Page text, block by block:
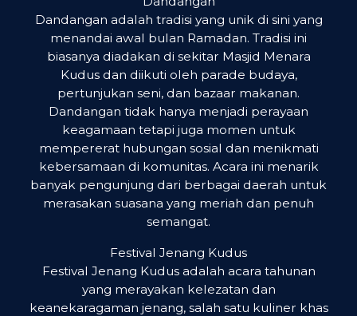
Dandangan adalah tradisi yang unik di sini yang
menandai awal bulan Ramadan. Tradisi ini
biasanya diadakan di sekitar Masjid Menara
Kudus dan diikuti oleh parade budaya,
pertunjukan seni, dan bazaar makanan.
Dandangan tidak hanya menjadi perayaan
keagamaan tetapi juga momen untuk
mempererat hubungan sosial dan menikmati
kebersamaan di komunitas. Acara ini menarik
banyak pengunjung dari berbagai daerah untuk
merasakan suasana yang meriah dan penuh
semangat.
Festival Jenang Kudus
Festival Jenang Kudus adalah acara tahunan
yang merayakan kelezatan dan
keanekaragaman jenang, salah satu kuliner khas